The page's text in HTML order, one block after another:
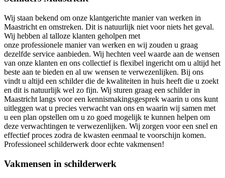
Wij staan bekend om onze klantgerichte manier van werken in
Maastricht en omstreken. Dit is natuurlijk niet voor niets het geval.
Wij hebben al talloze klanten geholpen met
onze professionele manier van werken en wij zouden u graag
dezelfde service aanbieden. Wij hechten veel waarde aan de wensen
van onze klanten en ons collectief is flexibel ingericht om u altijd het
beste aan te bieden en al uw wensen te verwezenlijken. Bij ons
vindt u altijd een schilder die de kwaliteiten in huis heeft die u zoekt
en dit is natuurlijk wel zo fijn. Wij sturen graag een schilder in
Maastricht langs voor een kennismakingsgesprek waarin u ons kunt
uitleggen wat u precies verwacht van ons en waarin wij samen met
u een plan opstellen om u zo goed mogelijk te kunnen helpen om
deze verwachtingen te verwezenlijken. Wij zorgen voor een snel en
effectief proces zodra de kwasten eenmaal te voorschijn komen.
Professioneel schilderwerk door echte vakmensen!
Vakmensen in schilderwerk